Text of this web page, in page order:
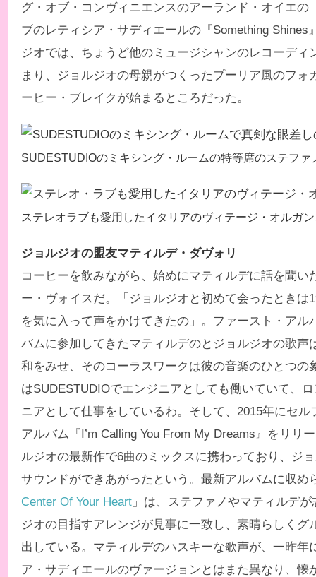
グ・オブ・コンヴィニエンスのアーランド・オイエの
ブのレティシア・サディエールの『Something Shines
ジオでは、ちょうど他のミュージシャンのレコーディ
まり、ジョルジオの母親がつくったプーリア風のフォ
ーヒー・ブレイクが始まるところだった。
SUDESTUDIOのミキシング・ルームの特等席のステファ
ステレオラブも愛用したイタリアのヴィテージ・オルガ
ジョルジオの盟友マティルデ・ダヴォリ
コーヒーを飲みながら、始めにマティルデに話を聞い
ー・ヴォイスだ。「ジョルジオと初めて会ったときは
を気に入って声をかけてきたの」。ファースト・アル
バムに参加してきたマティルデのとジョルジオの歌声
和をみせ、そのコーラスワークは彼の音楽のひとつの
はSUDESTUDIOでエンジニアとしても働いていて、
ニアとして仕事をしているわ。そして、2015年にセ
アルバム『I’m Calling You From My Dreams』をリリ
ルジオの最新作で6曲のミックスに携わっており、ジ
サウンドができあがったという。最新アルバムに収め
Center Of Your Heart」は、ステファノやマティルデ
ジオの目指すアレンジが見事に一致し、素晴らしくグ
出している。マティルデのハスキーな歌声が、一昨年
ア・サディエールのヴァージョンとはまた異なり、懐